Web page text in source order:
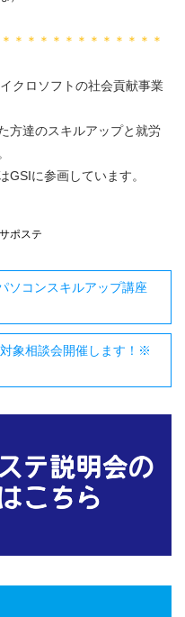
＊＊＊＊＊＊＊＊＊＊＊＊
クロソフトの社会貢献事業
方達のスキルアップと就労
に参画しています。
ポステ
ソコンスキルアップ講座
象相談会開催します！※